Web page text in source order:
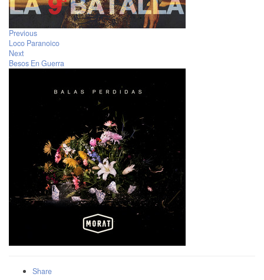
Previous
Loco Paranoico
Next
Besos En Guerra
Share